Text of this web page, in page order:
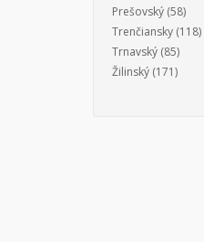
Prešovský (58)
Trenčiansky (118)
Trnavský (85)
Žilinský (171)